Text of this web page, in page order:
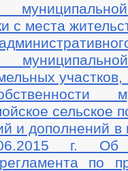
с места
сельское
и дополнений в
г. Об
по